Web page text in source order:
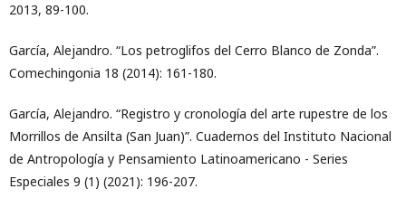
2013, 89-100.
García, Alejandro. “Los petroglifos del Cerro Blanco de Zonda”.
Comechingonia 18 (2014): 161-180.
García, Alejandro. “Registro y cronología del arte rupestre de los
Morrillos de Ansilta (San Juan)”. Cuadernos del Instituto Nacional
de Antropología y Pensamiento Latinoamericano - Series
Especiales 9 (1) (2021): 196-207.